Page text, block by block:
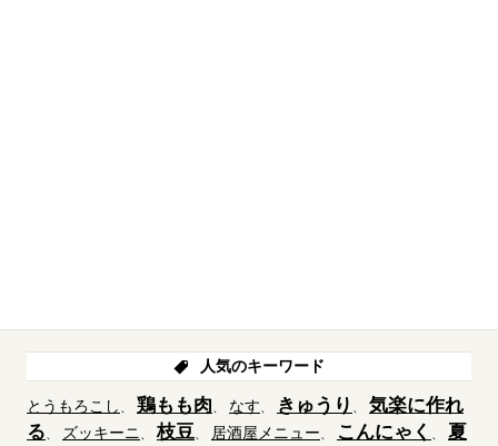
人気のキーワード
とうもろこし 鶏もも肉 なす きゅうり
気楽に作れ
る
ズッキーニ 枝豆 居酒屋メニュー こんにゃく
夏